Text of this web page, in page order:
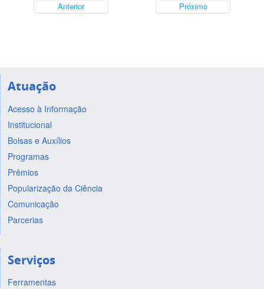
Anterior Próximo
Atuação
Acesso à Informação
Institucional
Bolsas e Auxílios
Programas
Prêmios
Popularização da Ciência
Comunicação
Parcerias
Serviços
Ferramentas